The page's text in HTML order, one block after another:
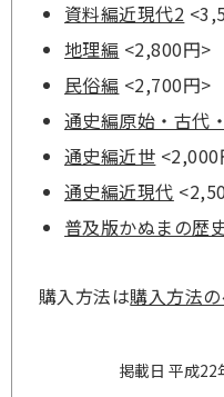
資料編近現代2
地理編 <2,800円>
民俗編 <2,700円>
通史編原始・古代
通史編近世 <2,000
通史編近現代
普及版かぬまの歴
購入方法は購入方法
掲載日 平成22